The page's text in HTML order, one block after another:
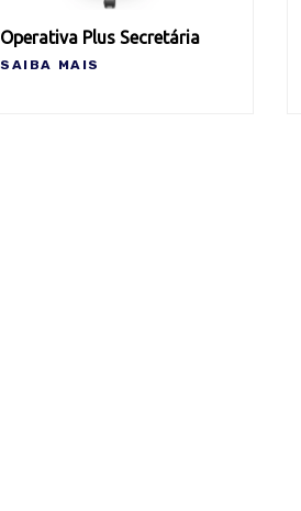
Operativa Plus Secretária
SAIBA MAIS